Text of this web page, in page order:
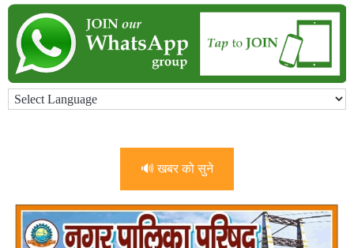
🔊 खबर को सुने